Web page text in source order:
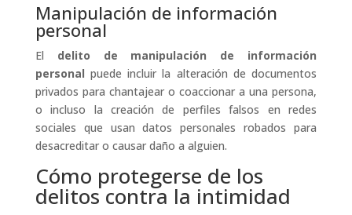
Manipulación de información
personal
El delito de manipulación de información
personal puede incluir la alteración de documentos
privados para chantajear o coaccionar a una persona,
o incluso la creación de perfiles falsos en redes
sociales que usan datos personales robados para
desacreditar o causar daño a alguien.
Cómo protegerse de los
delitos contra la intimidad